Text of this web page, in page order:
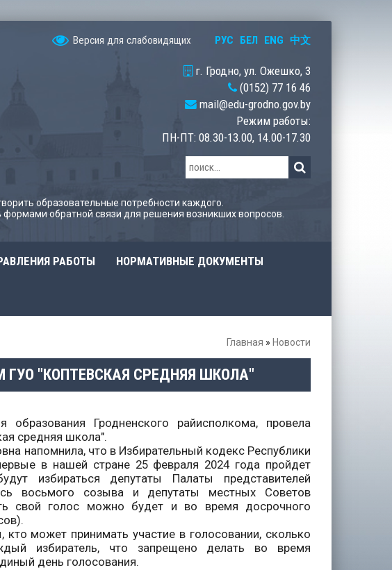
Версия для слабовидящих РУС БЕЛ ENG 中文
г. Гродно, ул. Ожешко, 3
(0152) 77 16 46
mail@edu-grodno.gov.by
Режим работы:
ПН-ПТ: 08.30-13.00, 14.00-17.30
образовательные потребности каждого.
обратной связи для решения возникших вопросов.
РАБОТЫ НОРМАТИВНЫЕ ДОКУМЕНТЫ
Главная » Новости
"КОПТЕВСКАЯ СРЕДНЯЯ ШКОЛА"
образования Гродненского райисполкома, провела
средняя школа".
напомнила, что в Избирательный кодекс Республики
в нашей стране 25 февраля 2024 года пройдет
избираться депутаты Палаты представителей
восьмого созыва и депутаты местных Советов
свой голос можно будет и во время досрочного
может принимать участие в голосовании, сколько
избиратель, что запрещено делать во время
день голосования.